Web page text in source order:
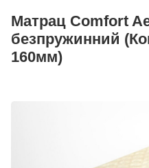
Матрац Comfort
безпружинний
160мм)